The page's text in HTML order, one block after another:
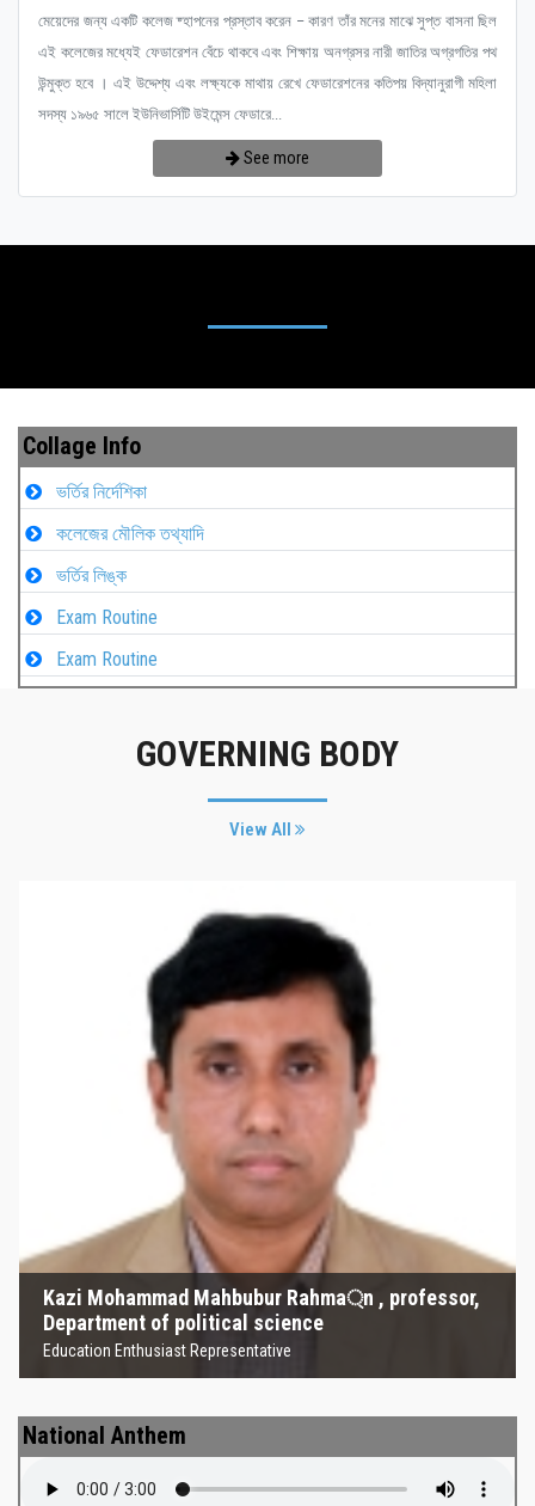
মেয়েদের জন্য একটি কলেজ ষ্হাপনের প্রস্তাব করেন – কারণ তাঁর মনের মাঝে সুপ্ত বাসনা ছিল
এই কলেজের মধ্যেই ফেডারেশন বেঁচে থাকবে এবং শিক্ষায় অনগ্রসর নারী জাতির অগ্রগতির পথ
উন্মুক্ত হবে । এই উদ্দেশ্য এবং লক্ষ্যকে মাথায় রেখে ফেডারেশনের কতিপয় বিদ্যানুরাগী মহিলা
সদস্য ১৯৬৫ সালে ইউনিভার্সিটি উইমেন্স ফেডারে...
See more
Collage Info
ভর্তির নির্দেশিকা
কলেজের মৌলিক তথ্যাদি
ভর্তির লিঙ্ক
Exam Routine
Exam Routine
GOVERNING BODY
View All
Kazi Mohammad Mahbubur Rahma্‌n , professor,
Department of political science
Education Enthusiast Representative
Kazi Mohammad Mahbubur
Rahma্‌n , professor, Department
of political science
Education Enthusiast Representative
National Anthem